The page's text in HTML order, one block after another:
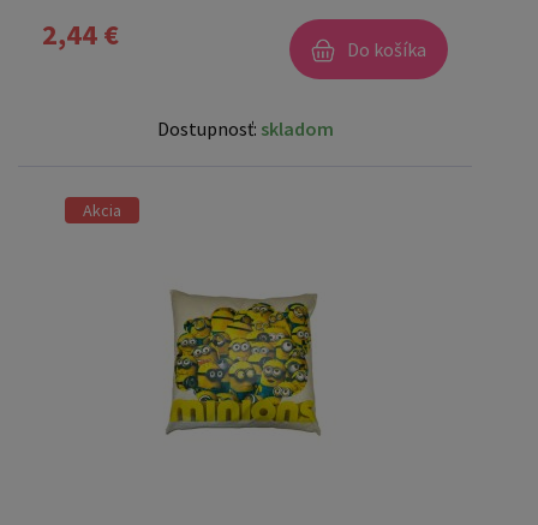
2,44 € Do košíka
Dostupnosť: skladom
Akcia